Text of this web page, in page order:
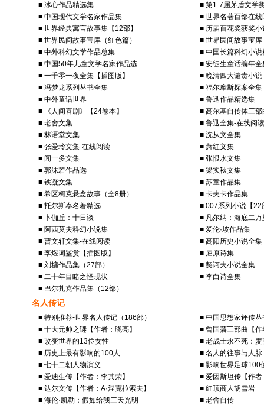
■ 冰心作品精选集
■ 第1-7届茅盾文学
■ 中国现代文学名家作品集
■ 世界名著百部在线
■ 世界经典寓言故事集【12部】
■ 历届百花奖获奖
■ 世界民间故事宝库（红色篇）
■ 世界民间故事宝
■ 中外科幻文学作品总集
■ 中国长篇科幻小说
■ 中国50年儿童文学名家作品选
■ 安徒生童话编年全
■ 一千零一夜全集【插图版】
■ 晚清四大谴责小说
■ 冯梦龙系列丛书全集
■ 福尔摩斯探案全集
■ 中外童话世界
■ 鲁迅作品精选集
■ 《人间喜剧》【24卷本】
■ 高尔基自传体三部
■ 老舍文集
■ 鲁迅全集-在线阅读
■ 林语堂文集
■ 沈从文全集
■ 张爱玲文集-在线阅读
■ 萧红文集
■ 闻一多文集
■ 张恨水文集
■ 郭沫若作品选
■ 梁实秋文集
■ 铁凝文集
■ 苏童作品集
■ 希区柯克悬念故事（全8册）
■ 卡夫卡作品集
■ 托尔斯泰名著精选
■ 007系列小说【22
■ 卜伽丘：十日谈
■ 凡尔纳：海底二万
■ 阿西莫夫科幻小说集
■ 爱伦·坡作品集
■ 曹文轩文集-在线阅读
■ 高阳历史小说全集
■ 李煜词鉴赏【插图版】
■ 屈原诗集
■ 刘墉作品集（27部）
■ 契诃夫小说全集
■ 二十年目睹之怪现状
■ 李白诗全集
■ 巴尔扎克作品集（12部）
名人传记
■ 特别推荐-世界名人传记（186部）
■ 中国思想家评传
■ 十大元帅之谜【作者：晓亮】
■ 曾国藩三部曲【
■ 改变世界的13位女性
■ 老战士永不死：
■ 历史上最有影响的100人
■ 名人的往事与人脉
■ 七十二朝人物演义
■ 影响世界足球100
■ 爱迪生传【作者：李其荣】
■ 爱因斯坦传【作
■ 达尔文传【作者：A·涅克拉索夫】
■ 红顶商人胡雪岩
■ 海伦·凯勒：假如给我三天光明
■ 老舍自传